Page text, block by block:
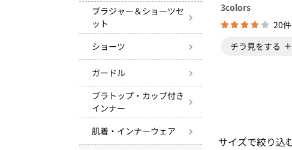
ブラジャー＆ショーツセ
ット
ショーツ
ガードル
ブラトップ・カップ付き
インナー
肌着・インナーウェア
3colors
20件
チラ見をする
サイズで絞り込